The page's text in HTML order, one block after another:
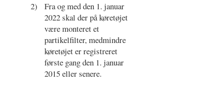
2)
Fra og med den 1. januar
2022 skal der på køretøjet
være monteret et
partikelfilter, medmindre
køretøjet er registreret
første gang den 1. januar
2015 eller senere.